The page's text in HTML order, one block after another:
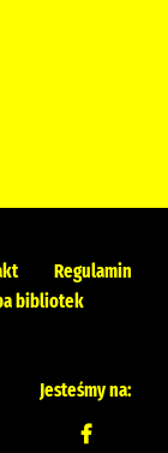
Regulamin
bibliotek
Jesteśmy na: